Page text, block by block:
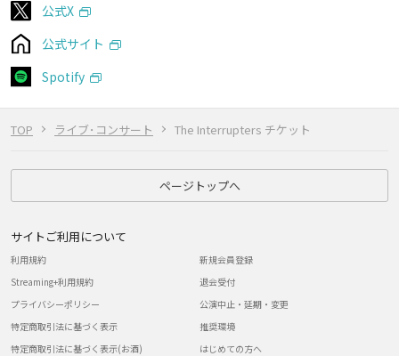
TOP ライブ･コンサート The Interrupters チケット
公式X
公式サイト
Spotify
ページトップへ
サイトご利用について
利用規約
Streaming+利用規約
プライバシーポリシー
特定商取引法に基づく表示
特定商取引法に基づく表示(お酒)
新規会員登録
退会受付
公演中止・延期・変更
推奨環境
はじめての方へ